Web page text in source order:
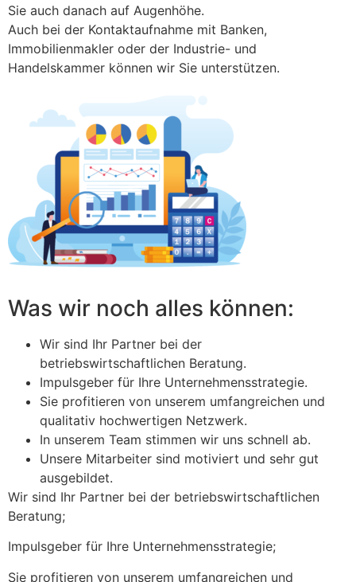
Sie auch danach auf Augenhöhe.
Auch bei der Kontaktaufnahme mit Banken,
Immobilienmakler oder der Industrie- und
Handelskammer können wir Sie unterstützen.
Was wir noch alles können:
Wir sind Ihr Partner bei der
betriebswirtschaftlichen Beratung.
Impulsgeber für Ihre Unternehmensstrategie.
Sie profitieren von unserem umfangreichen und
qualitativ hochwertigen Netzwerk.
In unserem Team stimmen wir uns schnell ab.
Unsere Mitarbeiter sind motiviert und sehr gut
ausgebildet.
Wir sind Ihr Partner bei der betriebswirtschaftlichen
Beratung;
Impulsgeber für Ihre Unternehmensstrategie;
Sie profitieren von unserem umfangreichen und